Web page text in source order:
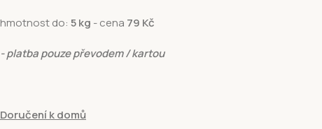
hmotnost do: 5 kg - cena 79 Kč
- platba pouze převodem / kartou
Doručení k domů